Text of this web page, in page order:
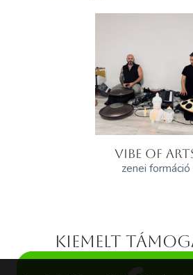
VIBE OF
zenei formáció
Kiemelt